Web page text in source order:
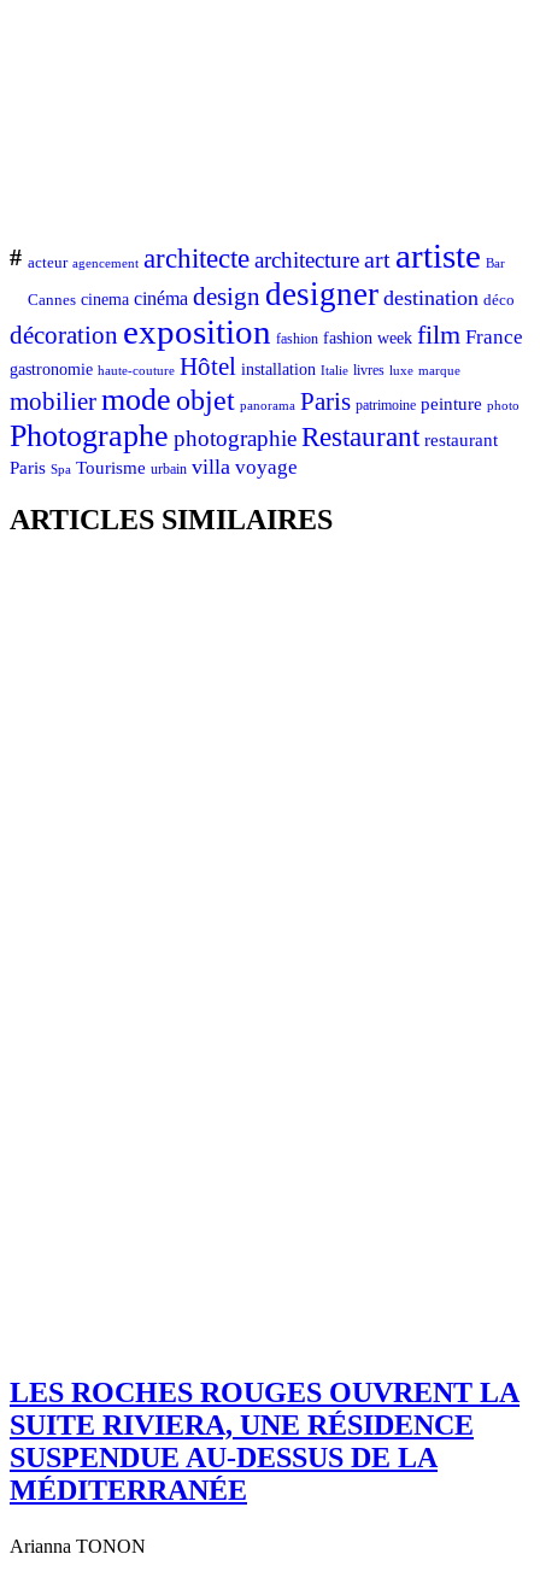
# acteur agencement architectearchitectureart artiste Bar
Cannes cinema cinéma design designer destination déco
décoration exposition fashion fashion week film France
gastronomie haute-couture Hôtel installation Italie livres luxe marque
mobiliermode objet panorama Paris patrimoine peinture photo
Photographe photographieRestaurant restaurant
Paris Spa Tourisme urbain villa voyage
ARTICLES SIMILAIRES
LES ROCHES ROUGES OUVRENT LA
SUITE RIVIERA, UNE RÉSIDENCE
SUSPENDUE AU-DESSUS DE LA
MÉDITERRANÉE
Arianna TONON